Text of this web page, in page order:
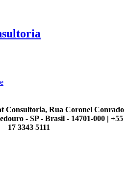
Consultoria, Rua Coronel Conrado
- SP - Brasil - 14701-000 | +55
17 3343 5111